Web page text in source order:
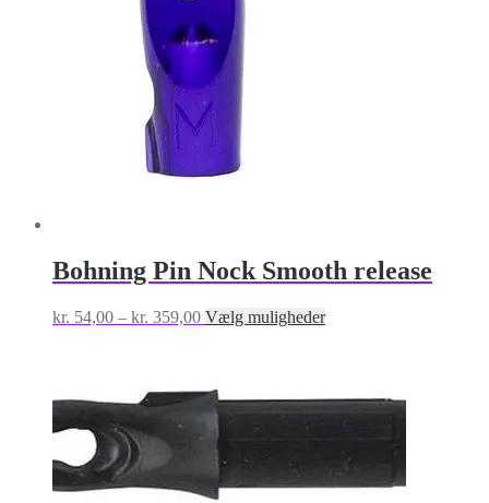
på
varesiden
Bohning Pin Nock Smooth release
kr. 54,00 – kr. 359,00Prisinterval:
Vælg mulighederDette
varianter.
Mulighederne
på
varesiden